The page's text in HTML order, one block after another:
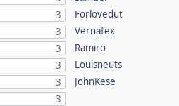
3
3
3
3
3
3
Forlovedut
Vernafex
Ramiro
Louisneuts
JohnKese